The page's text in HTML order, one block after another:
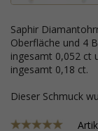
Saphir Diamantohrringe in 14 Karat Gold mit polierter
Oberfläche und 4
ingesamt 0,052 ct
ingesamt 0,18 ct.
Dieser Schmuck